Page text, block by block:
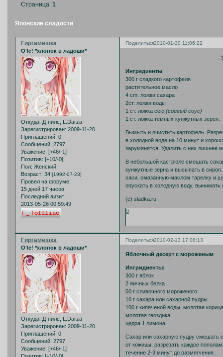
Японские сладости
Страница:1
Поделиться2010-01-30 11:06:22
Гиргамешка
O'le! *хлопок в ладоши*
Откуда: Д-пилс, L.Darza
Зарегистрирован: 2009-11-20
Приглашений: 0
Сообщений: 2797
Уважение: [+46/-1]
Позитив: [+10/-0]
Пол: Женский
Возраст: 34 [1992-07-23]
Провел на форуме:
15 дней 17 часов
Последний визит:
2013-05-26 00:59:49
Ингредиенты
300 г сладкого картофеля
растительное масло
4 cm. ложки сахара
2ст. ложки воды
1 ст. ложка сею (соевый соус)
1 ст. ложка темных кунжутных зерен.
Вымыть и очистить картофель.
в холодной воде на 10 минут и
зарумянятся. Удалить с них лишнее
В небольшой кастрюле смешать
кунжутные зерна и высыпать в
хаси, смазанную маслом тарелку и
опускать в холодную воду,
(с) sladka.ru
0
Поделиться2010-02-13 17:08:13
Гиргамешка
O'le! *хлопок в ладоши*
Откуда: Д-пилс, L.Darza
Зарегистрирован: 2009-11-20
Приглашений: 0
Сообщений: 2797
Уважение: [+46/-1]
Яблочный десерт с мороженым
Ингридиенты:
300 г яблок
2 яичных белка
50 г сливочного мороженого
10 г сахара или сахарной пудры
100 г кипяченой воды, молотая корица
молотая гвоздика
цедра 1 лимона.
Сахар или сахарную пудру смешать
от кожицы, разрезать каждое
течение 2-3 минут до размягчения.